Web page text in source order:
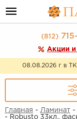
(812)
Акции и
08.08.2026 г в ТК
Главная - Ламинат -
- Robusto 33кл.,